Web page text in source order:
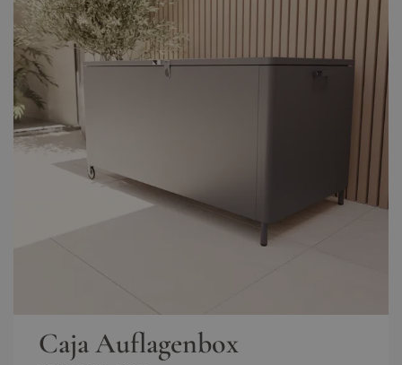
Caja Auflagenbox